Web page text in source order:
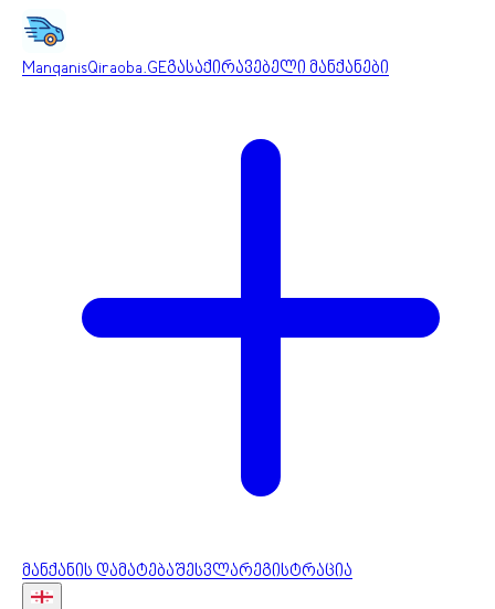
ManqanisQiraoba.GEგასაქირავებელი მანქანები
მანქანის დამატებაშესვლარეგისტრაცია